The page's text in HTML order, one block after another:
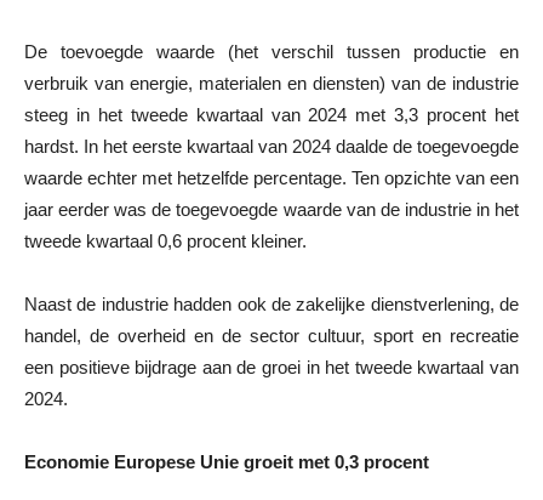
De toevoegde waarde (het verschil tussen productie en
verbruik van energie, materialen en diensten) van de industrie
steeg in het tweede kwartaal van 2024 met 3,3 procent het
hardst. In het eerste kwartaal van 2024 daalde de toegevoegde
waarde echter met hetzelfde percentage. Ten opzichte van een
jaar eerder was de toegevoegde waarde van de industrie in het
tweede kwartaal 0,6 procent kleiner.
Naast de industrie hadden ook de zakelijke dienstverlening, de
handel, de overheid en de sector cultuur, sport en recreatie
een positieve bijdrage aan de groei in het tweede kwartaal van
2024.
Economie Europese Unie groeit met 0,3 procent